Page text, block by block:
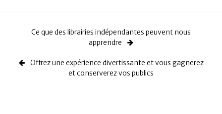
Ce que des librairies indépendantes peuvent nous
apprendre
Offrez une expérience divertissante et vous gagnerez
et conserverez vos publics